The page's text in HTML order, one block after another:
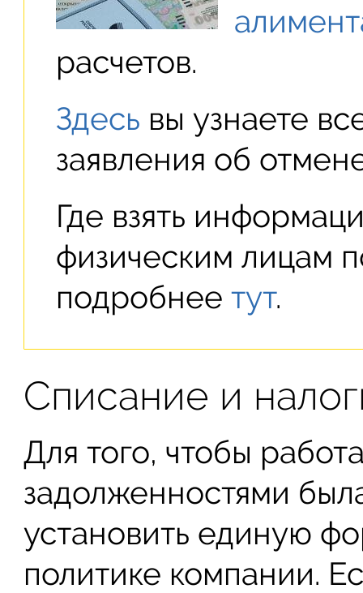
расчетов.
Здесь вы узнаете
заявления об
Где взять
физическим лицам
подробнеетут.
Списание и
Для того, чтобы
задолженностями
установить единую
политике компании.